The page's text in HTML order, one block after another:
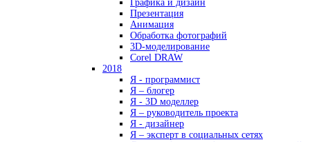
Графика и дизайн
Презентация
Анимация
Обработка фотографий
3D-моделирование
Corel DRAW
2018
Я - программист
Я – блогер
Я - 3D моделлер
Я – руководитель проекта
Я - дизайнер
Я – эксперт в социальных сетях